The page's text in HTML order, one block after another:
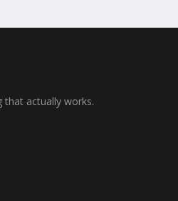
that actually works.